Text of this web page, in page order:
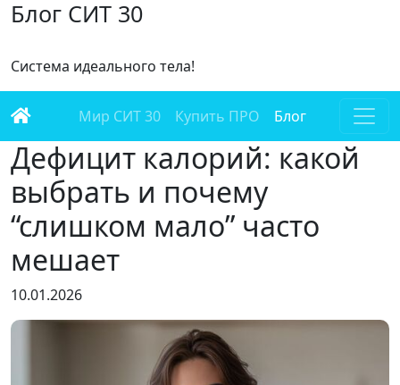
Блог СИТ 30
Cистема идеального тела!
Мир СИТ 30 Купить ПРО Блог
Дефицит калорий: какой
выбрать и почему
“слишком мало” часто
мешает
10.01.2026